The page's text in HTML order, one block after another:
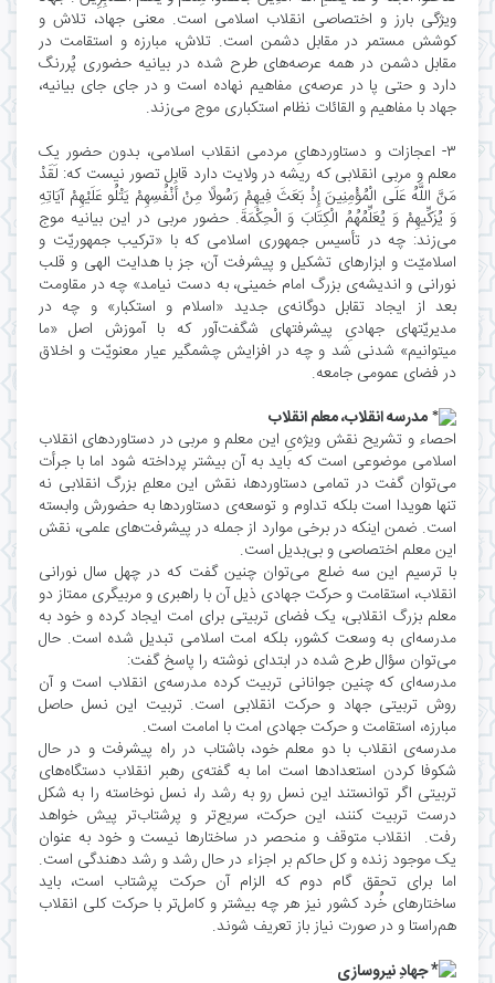
ویژگی بارز و اختصاصی انقلاب اسلامی است. معنی جهاد، تلاش و
کوشش مستمر در مقابل دشمن است. تلاش، مبارزه و استقامت در
مقابل دشمن در همه عرصه‌های طرح شده در بیانیه حضوری پُررنگ
دارد و حتی پا در عرصه‌ی مفاهیم نهاده است و در جای جای بیانیه،
جهاد با مفاهیم و القائات نظام استکباری موج می‌زند.
۳- اعجازات و دستاوردهایِ مردمی انقلاب اسلامی، بدون حضور یک
معلم و مربی انقلابی که ریشه در ولایت دارد قابل تصور نیست که: لَقَدْ
مَنَّ اللَّهُ عَلَى الْمُؤْمِنِینَ إِذْ بَعَثَ فِیهِمْ رَسُولًا مِنْ أَنْفُسِهِمْ یَتْلُو عَلَیْهِمْ آیَاتِهِ
وَ یُزَکِّیهِمْ وَ یُعَلِّمُهُمُ الْکِتَابَ وَ الْحِکْمَةَ. حضور مربی در این بیانیه موج
می‌زند: چه در تأسیس جمهوری اسلامی که با «ترکیب جمهوریّت و
اسلامیّت و ابزارهای تشکیل و پیشرفت آن، جز با هدایت الهی و قلب
نورانی و اندیشه‌ی بزرگ امام خمینی، به دست نیامد» چه در مقاومت
بعد از ایجاد تقابل دوگانه‌ی جدید «اسلام و استکبار» و چه در
مدیریّتهای جهادیِ پیشرفتهای شگفت‌آور که با آموزش اصل «ما
میتوانیم» شدنی شد و چه در افزایش چشمگیر عیار معنویّت و اخلاق
در فضای عمومی جامعه.
مدرسه انقلاب، معلم انقلاب
احصاء و تشریح نقش ویژه‌یِ این معلم و مربی در دستاوردهای انقلاب
اسلامی موضوعی است که باید به آن بیشتر پرداخته شود اما با جرأت
می‌توان گفت در تمامی دستاوردها، نقش این معلمِ بزرگ انقلابی نه
تنها هویدا است بلکه تداوم و توسعه‌ی دستاوردها به حضورش وابسته
است. ضمن اینکه در برخی موارد از جمله در پیشرفت‌های علمی، نقش
این معلم اختصاصی و بی‌بدیل است.
با ترسیم این سه ضلع می‌توان چنین گفت که در چهل سال نورانی
انقلاب، استقامت و حرکت جهادی ذیل آن با راهبری و مربیگری ممتاز دو
معلم بزرگ انقلابی، یک فضای تربیتی برای امت ایجاد کرده و خود به
مدرسه‌ای به وسعت کشور، بلکه امت اسلامی تبدیل شده است. حال
می‌توان سؤال طرح شده در ابتدای نوشته را پاسخ گفت:
مدرسه‌ای که چنین جوانانی تربیت کرده مدرسه‌ی انقلاب است و آن
روش تربیتی جهاد و حرکت انقلابی است. تربیت این نسل حاصل
مبارزه، استقامت و حرکت جهادی امت با امامت است.
مدرسه‌ی انقلاب با دو معلم خود، باشتاب در راه پیشرفت و در حال
شکوفا کردن استعدادها است اما به گفته‌ی رهبر انقلاب دستگاه‌های
تربیتی اگر توانستند این نسل رو به رشد را، نسل نوخاسته را به شکل
درست تربیت کنند، این حرکت، سریع‌تر و پرشتاب‌تر پیش خواهد
رفت. انقلاب متوقف و منحصر در ساختارها نیست و خود به عنوان
یک موجود زنده و کل حاکم بر اجزاء در حال رشد و رشد دهندگی است.
اما برای تحقق گام دوم که الزام آن حرکت پرشتاب است، باید
ساختارهای خُرد کشور نیز هر چه بیشتر و کامل‌تر با حرکت کلی انقلاب
هم‌راستا و در صورت نیاز باز تعریف شوند.
جهادِ نیروسازی